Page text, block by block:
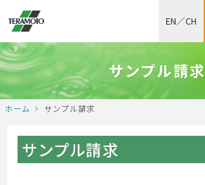
EN／CH
サンプル請求
ホーム サンプル請求
サンプル請求